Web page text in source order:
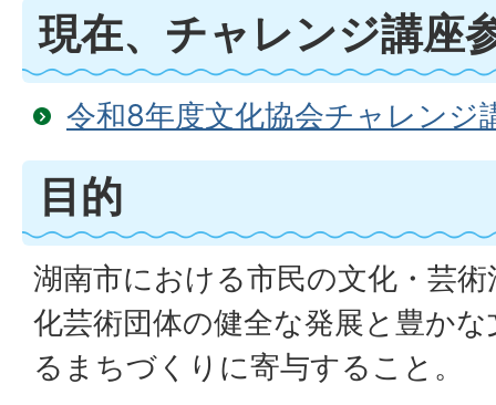
現在、チャレンジ講座
令和8年度文化協会チャレンジ
目的
湖南市における市民の文化・芸
化芸術団体の健全な発展と豊か
るまちづくりに寄与すること。